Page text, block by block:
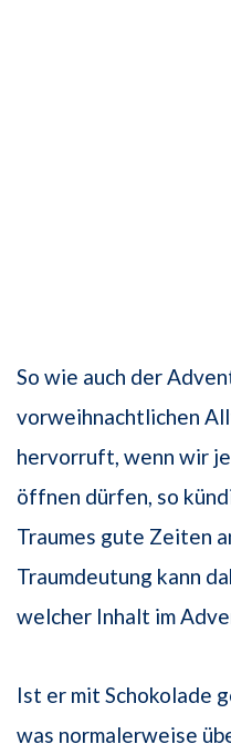
So wie auch der
vorweihnachtlichen
hervorruft, wenn wir
öffnen dürfen, so
Traumes gute Zeiten
Traumdeutung kann
welcher Inhalt im
Ist er mit Schokolade
was normalerweise